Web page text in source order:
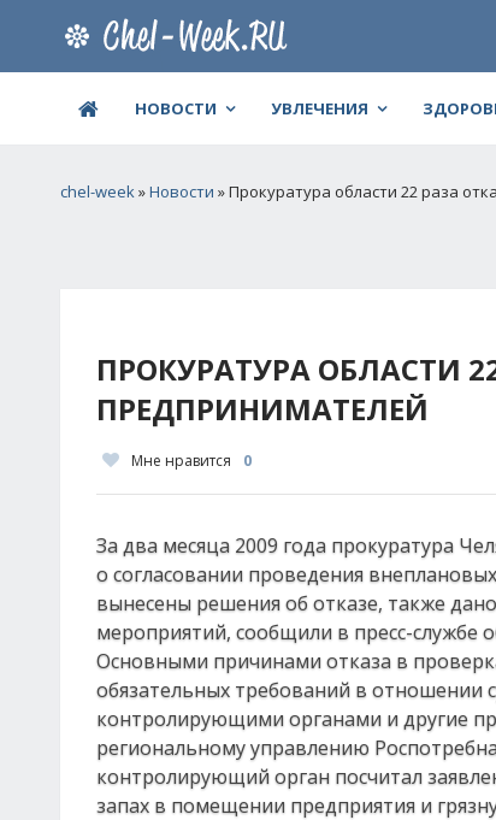
НОВОСТИ УВЛЕЧЕНИЯ
chel-week»Новости » Прокуратура области 22 раза
ПРОКУРАТУРА ОБЛАСТИ
ПРЕДПРИНИМАТЕЛЕЙ
Мне нравится 0
За два месяца 2009 года прокуратура
о согласовании проведения
вынесены решения об отказе, также
мероприятий, сообщили в пресс-службе
Основными причинами отказа в
обязательных требований в отношении
контролирующими органами и другие
региональному управлению
контролирующий орган посчитал
запах в помещении предприятия и